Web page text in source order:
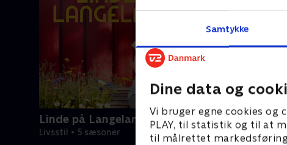
Samtykke
Dine data og
Vi bruger egne cookies og
PLAY, til statistik og til at
til målrettet
Linde på Langeland
Livsstil • 5 sæsoner